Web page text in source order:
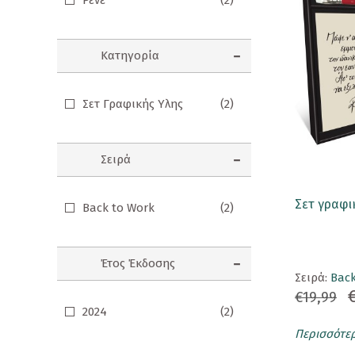
ΠΑΙΔΙΑ
Εικονογραφημένα Παραμύθια
Ηχογραφημένες Ιστορίες
Κλασικά Παραμύθια
Kομικ
Ξενόγλωσσα Παιδικά
Κατηγορία
Σετ Γραφικής Υλης (2)
Σειρά
Back to Work (2)
Έτος Έκδοσης
2024 (2)
Σετ
Σειρά:
€19,99